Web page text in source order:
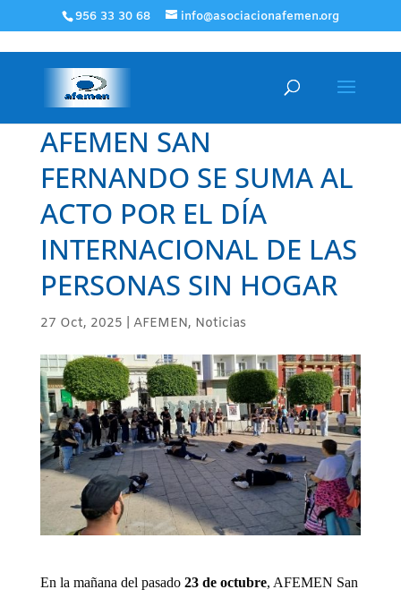
956 33 30 68 info@asociacionafemen.org
AFEMEN SAN
FERNANDO SE SUMA AL
ACTO POR EL DÍA
INTERNACIONAL DE LAS
PERSONAS SIN HOGAR
27 Oct, 2025 AFEMEN, Noticias
En la mañana del pasado 23 de octubre, AFEMEN San